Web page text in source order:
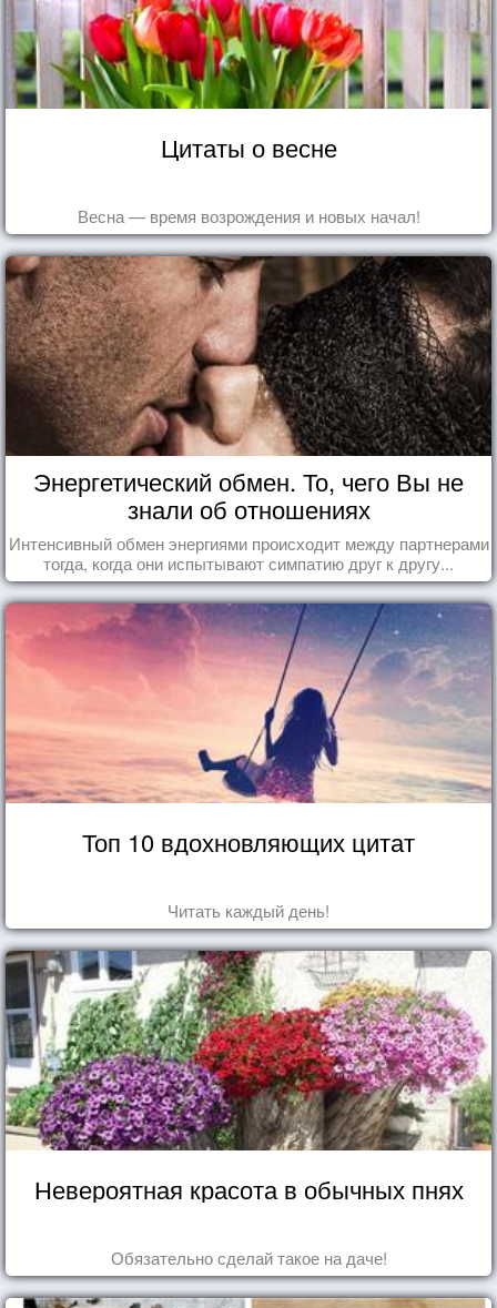
Цитаты о весне
Весна — время возрождения и новых начал!
Энергетический обмен. То, чего Вы не
знали об отношениях
Интенсивный обмен энергиями происходит между партнерами
тогда, когда они испытывают симпатию друг к другу...
Топ 10 вдохновляющих цитат
Читать каждый день!
Невероятная красота в обычных пнях
Обязательно сделай такое на даче!